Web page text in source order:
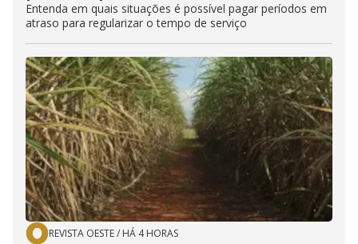
Entenda em quais situações é possível pagar períodos em
atraso para regularizar o tempo de serviço
REVISTA OESTE/ HÁ 4 HORAS